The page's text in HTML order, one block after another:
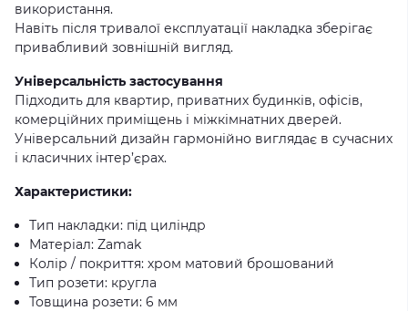
використання.
Навіть після тривалої експлуатації накладка зберігає
привабливий зовнішній вигляд.
Універсальність застосування
Підходить для квартир, приватних будинків, офісів,
комерційних приміщень і міжкімнатних дверей.
Універсальний дизайн гармонійно виглядає в сучасних
і класичних інтер’єрах.
Характеристики:
Тип накладки: під циліндр
Матеріал: Zamak
Колір / покриття: хром матовий брошований
Тип розети: кругла
Товщина розети: 6 мм